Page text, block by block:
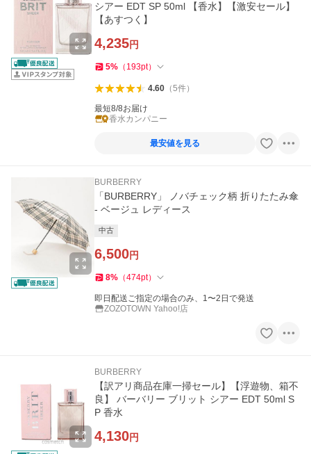
シアー EDT SP 50ml 【香水】【激安セール】
【あすつく】
4,235円
5% （ 193pt）
4.60（5件）
最短8/8お届け
香水カンパニー
最安値を見る
BURBERRY
「BURBERRY」 ノバチェック柄 折りたたみ傘
- ベージュ レディース
中古
6,500円
8% （474pt）
即日配送ご指定の場合のみ、1〜2日で発送
ZOZOTOWN Yahoo!店
BURBERRY
【訳アリ商品在庫一掃セール】【浮遊物、箱不
良】 バーバリー ブリット シアー EDT 50ml S
P 香水
4,130円